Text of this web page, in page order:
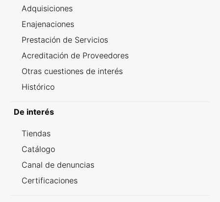
Adquisiciones
Enajenaciones
Prestación de Servicios
Acreditación de Proveedores
Otras cuestiones de interés
Histórico
De interés
Tiendas
Catálogo
Canal de denuncias
Certificaciones